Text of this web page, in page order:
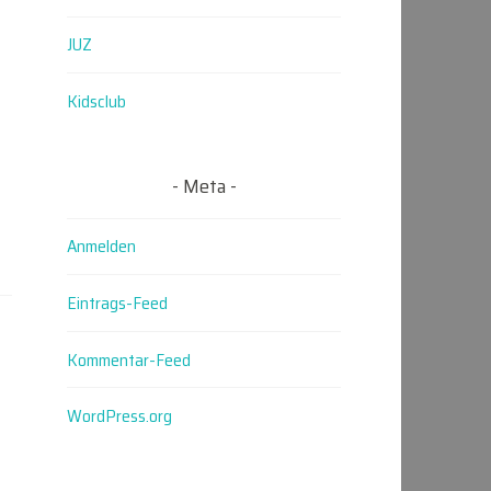
JUZ
Kidsclub
Meta
Anmelden
Eintrags-Feed
Kommentar-Feed
WordPress.org